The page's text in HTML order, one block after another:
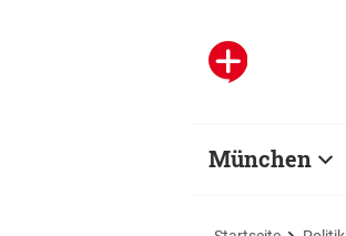
München